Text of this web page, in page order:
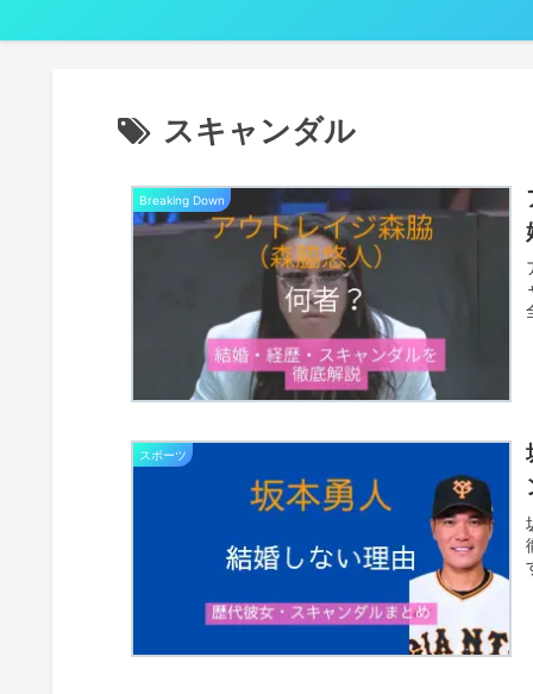
スキャンダル
Breaking Down
スポーツ